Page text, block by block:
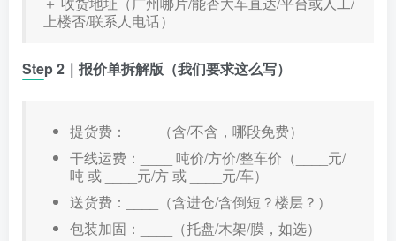
上楼否/联系人电话）
Step 2｜报价单拆解版（我们要求这么写）
提货费：____（含/不含，哪段免费）
干线运费：____ 吨价/方价/整车价（____元/
吨 或 ____元/方 或 ____元/车）
送货费：____（含进仓/含倒短？楼层？）
包装加固：____（托盘/木架/膜，如选）